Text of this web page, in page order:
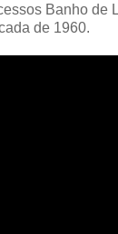
Banho de
de 1960.